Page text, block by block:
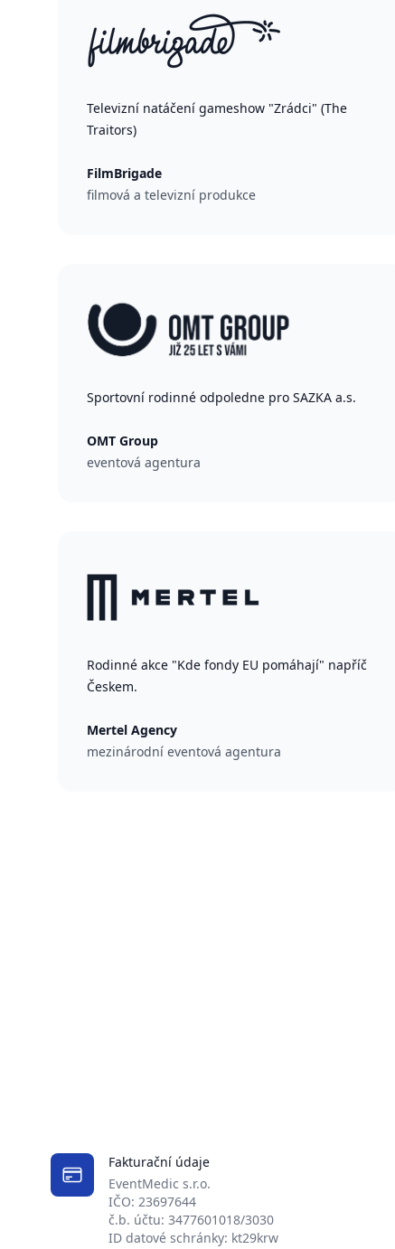
Televizní natáčení gameshow "Zrádci" (The
Traitors)
FilmBrigade
filmová a televizní produkce
Sportovní rodinné odpoledne pro SAZKA a.s.
OMT Group
eventová agentura
Rodinné akce "Kde fondy EU pomáhají" napříč
Českem.
Mertel Agency
mezinárodní eventová agentura
Fakturační údaje
EventMedic s.r.o.
IČO: 23697644
č.b. účtu: 3477601018/3030
ID datové schránky: kt29krw